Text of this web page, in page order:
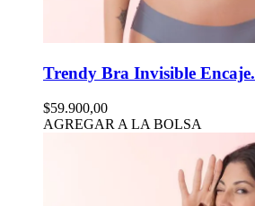
Trendy Bra Invisible Encaje.
$59.900,00
AGREGAR A LA BOLSA